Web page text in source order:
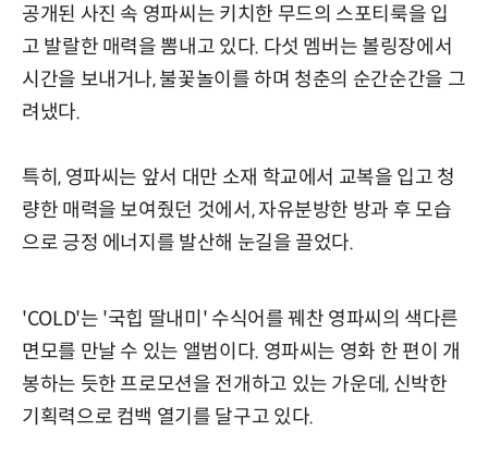
공개된 사진 속 영파씨는 키치한 무드의 스포티룩을 입
고 발랄한 매력을 뽐내고 있다. 다섯 멤버는 볼링장에서
시간을 보내거나, 불꽃놀이를 하며 청춘의 순간순간을 그
려냈다.
특히, 영파씨는 앞서 대만 소재 학교에서 교복을 입고 청
량한 매력을 보여줬던 것에서, 자유분방한 방과 후 모습
으로 긍정 에너지를 발산해 눈길을 끌었다.
'COLD'는 '국힙 딸내미' 수식어를 꿰찬 영파씨의 색다른
면모를 만날 수 있는 앨범이다. 영파씨는 영화 한 편이 개
봉하는 듯한 프로모션을 전개하고 있는 가운데, 신박한
기획력으로 컴백 열기를 달구고 있다.